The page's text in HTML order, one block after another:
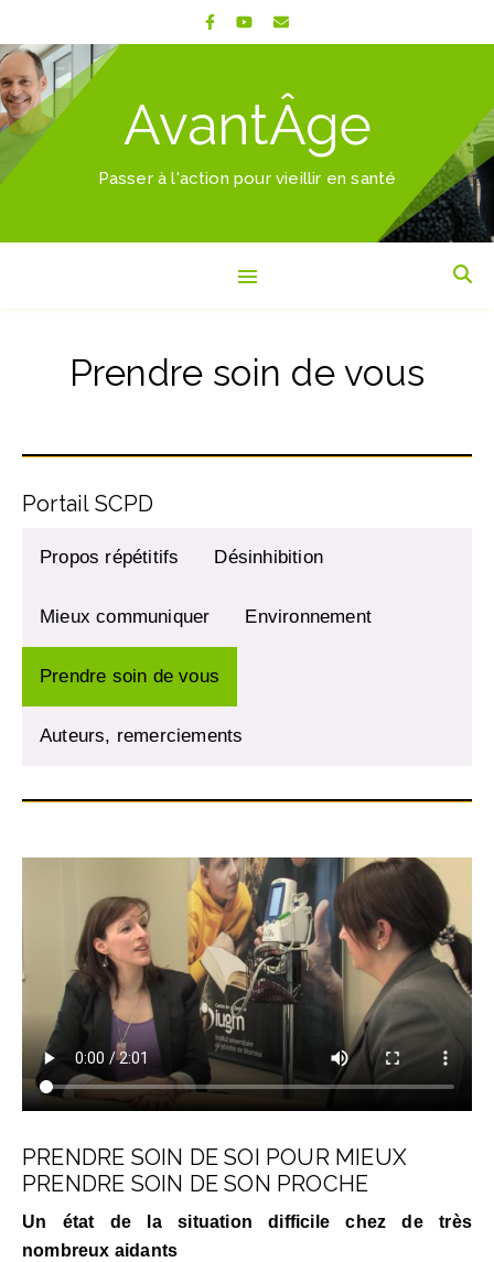
AvantÂge
Passer à l'action pour vieillir en santé
Prendre soin de vous
Portail SCPD
Propos répétitifs Désinhibition
Mieux communiquer Environnement
Prendre soin de vous
Auteurs, remerciements
PRENDRE SOIN DE SOI POUR MIEUX
PRENDRE SOIN DE SON PROCHE
Un état de la situation difficile chez de très
nombreux aidants